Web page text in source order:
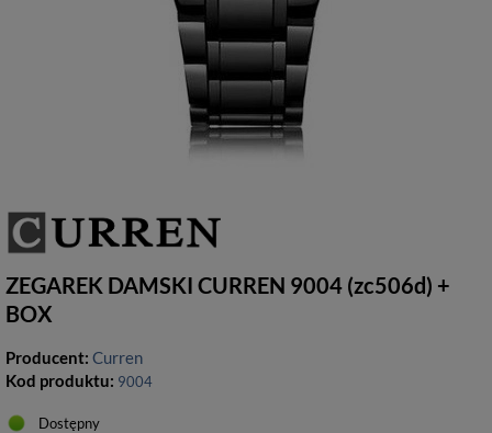
ZEGAREK DAMSKI CURREN 9004 (zc506d) +
BOX
Producent: Curren
Kod produktu: 9004
Dostępny